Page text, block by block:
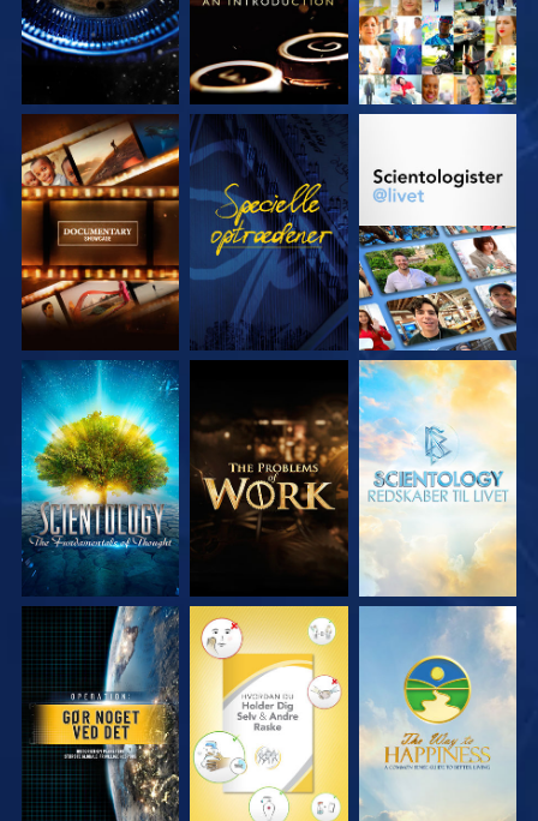
UDFORSK SERIEN SE UDFORSK SERIEN
UDFORSK SERIEN UDFORSK SERIEN UDFORSK SERIEN
SE SE SE